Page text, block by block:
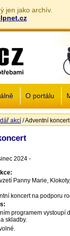
jen jako archív.
O portálu
akcí /Adventní koncert
2024 -
Panny Marie,
koncert na podporu
programem vystoupí
skladby.